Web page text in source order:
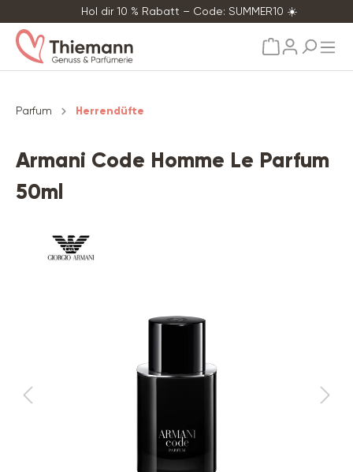
Hol dir 10 % Rabatt – Code: SUMMER10 ☀️
Parfum Herrendüfte
Armani Code Homme Le Parfum
50ml